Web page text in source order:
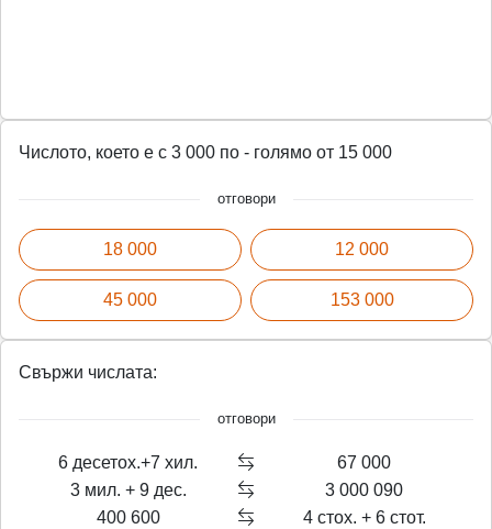
Числото, което е с 3 000 по - голямо от 15 000
отговори
18 000
45 000
12 000
153 000
Свържи числата:
отговори
6 десетох.+7 хил.
67 000
3 мил. + 9 дес.
3 000 090
400 600
4 стох. + 6 стот.